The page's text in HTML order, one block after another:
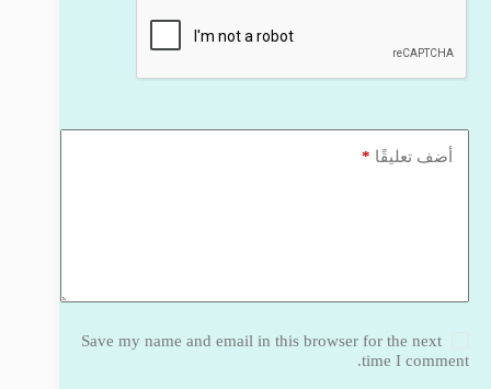
أضف تعليقًا *
Save my name and email in this browser for the next
time I comment.